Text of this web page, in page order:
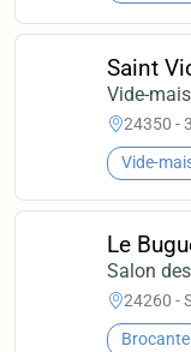
Saint
Vide-
24350 -
Vide-
Le
Salon
24260 -
Brocante